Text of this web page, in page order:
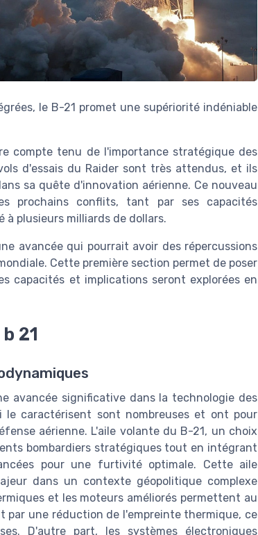
le B-21 promet une supériorité indéniable
compte tenu de l'importance stratégique des
d'essais du Raider sont très attendus, et ils
sa quête d'innovation aérienne. Ce nouveau
prochains conflits, tant par ses capacités
à plusieurs milliards de dollars.
avancée qui pourrait avoir des répercussions
Cette première section permet de poser
capacités et implications seront explorées en
21
avancée significative dans la technologie des
caractérisent sont nombreuses et ont pour
aérienne. L'aile volante du B-21, un choix
bombardiers stratégiques tout en intégrant
pour une furtivité optimale. Cette aile
dans un contexte géopolitique complexe
et les moteurs améliorés permettent au
par une réduction de l'empreinte thermique, ce
D'autre part, les systèmes électroniques